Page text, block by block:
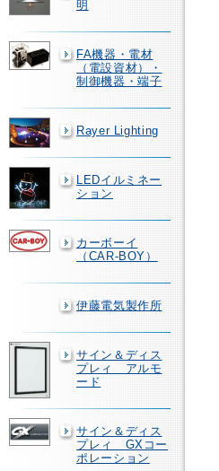
明
FA機器・電材
（電設資材）・
制御機器・端子
Rayer Lighting
LEDイルミネー
ション
カーボーイ
（CAR-BOY）
伊藤電気製作所
サイン＆ディス
プレィ アルモ
ード
サイン＆ディス
プレィ GXコー
ポレーション